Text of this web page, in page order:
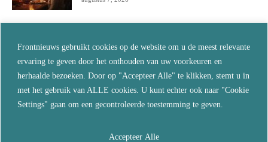
Frontnieuws gebruikt cookies op de website om u de meest relevante
ervaring te geven door het onthouden van uw voorkeuren en
herhaalde bezoeken. Door op "Accepteer Alle" te klikken, stemt u in
met het gebruik van ALLE cookies. U kunt echter ook naar "Cookie
Settings" gaan om een gecontroleerde toestemming te geven.
Accepteer Alle
doet verslag van behandelingen met
ivermectine en...
Als je wilt blijven leven, vertrouw dan niet
langer op de...